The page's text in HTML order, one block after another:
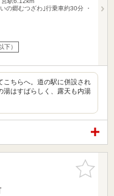
の郷むつざわ｣行乗車約30分 ・
下）
こちらへ。道の駅に併設され
湯はすばらしく、露天も内湯
お気に入
りに追加